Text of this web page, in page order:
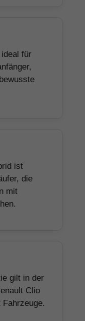
für
ist
die
mit
gilt in der
Clio
Fahrzeuge.